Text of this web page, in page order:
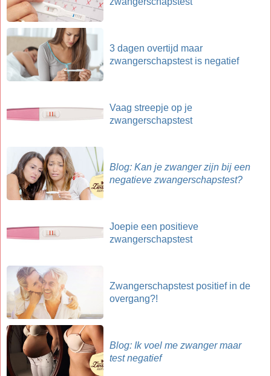
3 dagen overtijd maar
zwangerschapstest is negatief
Vaag streepje op je
zwangerschapstest
Blog: Kan je zwanger zijn bij een
negatieve zwangerschapstest?
Joepie een positieve
zwangerschapstest
Zwangerschapstest positief in de
overgang?!
Blog: Ik voel me zwanger maar
test negatief